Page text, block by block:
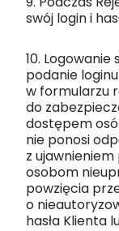
swój login i
10.
podanie
w formularzu
do
dostępem
nie ponosi
z ujawnieniem
osobom
powzięcia
o
hasła Klienta